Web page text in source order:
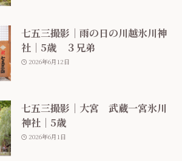
七五三撮影｜雨の日の川越氷川神
社｜5歳 ３兄弟
2026年6月12日
七五三撮影｜大宮 武蔵一宮氷川
神社｜5歳
2026年6月1日